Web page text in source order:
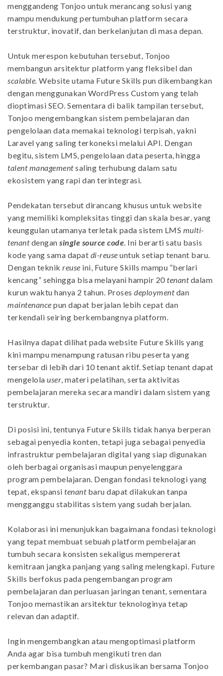
menggandeng Tonjoo untuk merancang solusi yang
mampu mendukung pertumbuhan platform secara
terstruktur, inovatif, dan berkelanjutan di masa depan.
Untuk merespon kebutuhan tersebut, Tonjoo
membangun arsitektur platform yang fleksibel dan
scalable. Website utama Future Skills pun dikembangkan
dengan menggunakan WordPress Custom yang telah
dioptimasi SEO. Sementara di balik tampilan tersebut,
Tonjoo mengembangkan sistem pembelajaran dan
pengelolaan data memakai teknologi terpisah, yakni
Laravel yang saling terkoneksi melalui API. Dengan
begitu, sistem LMS, pengelolaan data peserta, hingga
talent managementsaling terhubung dalam satu
ekosistem yang rapi dan terintegrasi.
Pendekatan tersebut dirancang khusus untuk website
yang memiliki kompleksitas tinggi dan skala besar, yang
keunggulan utamanya terletak pada sistem LMS multi-
tenantdengan single source code. Ini berarti satu basis
kode yang sama dapat di-reuse untuk setiap tenant baru.
Dengan teknik reuse ini, Future Skills mampu “berlari
kencang” sehingga bisa melayani hampir 20 tenantdalam
kurun waktu hanya 2 tahun. Proses deploymentdan
maintenance pun dapat berjalan lebih cepat dan
terkendali seiring berkembangnya platform.
Hasilnya dapat dilihat pada website Future Skills yang
kini mampu menampung ratusan ribu peserta yang
tersebar di lebih dari 10 tenant aktif. Setiap tenant dapat
mengelola user, materi pelatihan, serta aktivitas
pembelajaran mereka secara mandiri dalam sistem yang
terstruktur.
Di posisi ini, tentunya Future Skills tidak hanya berperan
sebagai penyedia konten, tetapi juga sebagai penyedia
infrastruktur pembelajaran digital yang siap digunakan
oleh berbagai organisasi maupun penyelenggara
program pembelajaran. Dengan fondasi teknologi yang
tepat, ekspansi tenantbaru dapat dilakukan tanpa
mengganggu stabilitas sistem yang sudah berjalan.
Kolaborasi ini menunjukkan bagaimana fondasi teknologi
yang tepat membuat sebuah platform pembelajaran
tumbuh secara konsisten sekaligus mempererat
kemitraan jangka panjang yang saling melengkapi. Future
Skills berfokus pada pengembangan program
pembelajaran dan perluasan jaringan tenant, sementara
Tonjoo memastikan arsitektur teknologinya tetap
relevan dan adaptif.
Ingin mengembangkan atau mengoptimasi platform
Anda agar bisa tumbuh mengikuti tren dan
perkembangan pasar? Mari diskusikan bersama Tonjoo